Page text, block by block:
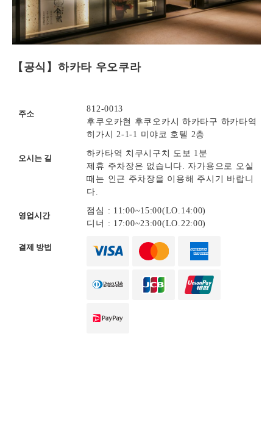
【공식】하카타 우오쿠라
주소
812-0013
후쿠오카현 후쿠오카시 하카타구 하카타역
히가시 2-1-1 미야코 호텔 2층
오시는 길
하카타역 치쿠시구치 도보 1분
제휴 주차장은 없습니다. 자가용으로 오실
때는 인근 주차장을 이용해 주시기 바랍니
다.
영업시간
점심 : 11:00~15:00(LO.14:00)
디너 : 17:00~23:00(LO.22:00)
결제 방법